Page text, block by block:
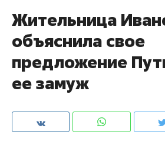
Жительница
объяснила свое
предложение
ее замуж